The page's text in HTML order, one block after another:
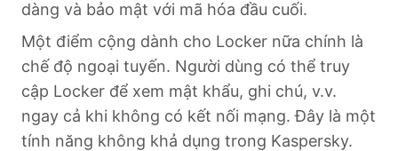
dàng và bảo mật với mã hóa đầu cuối.
Một điểm cộng dành cho Locker nữa chính là
chế độ ngoại tuyến. Người dùng có thể truy
cập Locker để xem mật khẩu, ghi chú, v.v.
ngay cả khi không có kết nối mạng. Đây là một
tính năng không khả dụng trong Kaspersky.